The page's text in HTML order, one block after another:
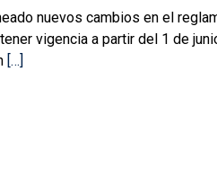
nuevos cambios en el
vigencia a partir del 1 de
[…]